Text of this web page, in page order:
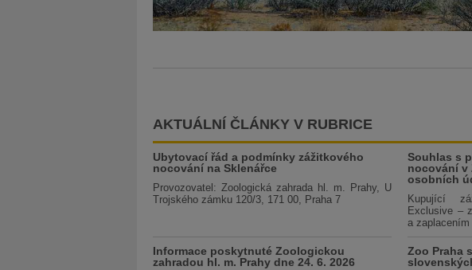
AKTUÁLNÍ ČLÁNKY V RUBRICE
Ubytovací řád a podmínky zážitkového
nocování na Sklenářce
Provozovatel: Zoologická zahrada hl. m. Prahy, U
Trojského zámku 120/3, 171 00, Praha 7
Souhlas s
nocování v
osobních
Kupující
Exclusive –
a zaplacením
Informace poskytnuté Zoologickou
zahradou hl. m. Prahy dne 24. 6. 2026
Zoo Praha